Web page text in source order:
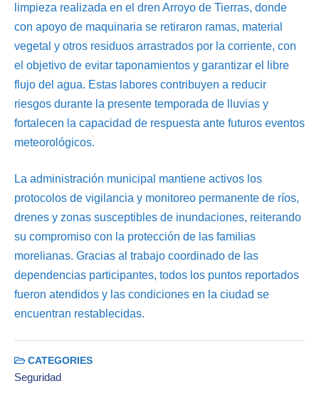
limpieza realizada en el dren Arroyo de Tierras, donde
con apoyo de maquinaria se retiraron ramas, material
vegetal y otros residuos arrastrados por la corriente, con
el objetivo de evitar taponamientos y garantizar el libre
flujo del agua. Estas labores contribuyen a reducir
riesgos durante la presente temporada de lluvias y
fortalecen la capacidad de respuesta ante futuros eventos
meteorológicos.
La administración municipal mantiene activos los
protocolos de vigilancia y monitoreo permanente de ríos,
drenes y zonas susceptibles de inundaciones, reiterando
su compromiso con la protección de las familias
morelianas. Gracias al trabajo coordinado de las
dependencias participantes, todos los puntos reportados
fueron atendidos y las condiciones en la ciudad se
encuentran restablecidas.
CATEGORIES
Seguridad